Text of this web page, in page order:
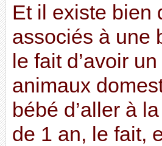
Et il existe bien
associés à une
le fait d’avoir
animaux
bébé d’aller à
de 1 an, le fait,